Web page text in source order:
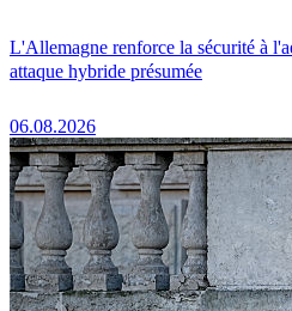
L'Allemagne renforce la sécurité à
attaque hybride présumée
06.08.2026